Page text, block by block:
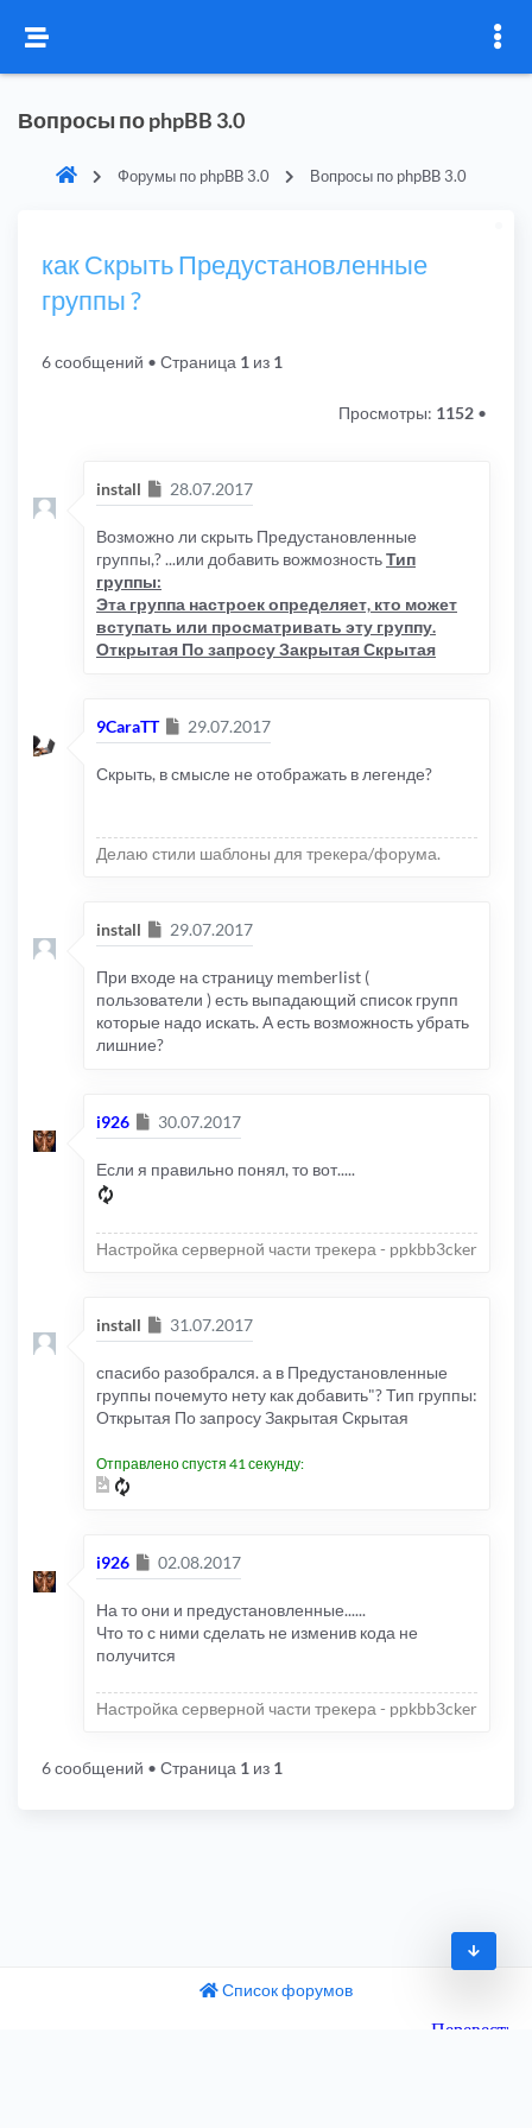
Вопросы по phpBB 3.0
Форумы по phpBB 3.0 Вопросы по phpBB 3.0
как Скрыть Предустановленные
группы ?
6 сообщений • Страница 1 из 1
Просмотры: 1152 •
install Сообщение
28.07.2017
Возможно ли скрыть Предустановленные
группы,? ...или добавить вожмозностьТип
группы:
Эта группа настроек определяет, кто может
вступать или просматривать эту группу.
Открытая По запросу Закрытая Скрытая
9CaraTT Сообщение
29.07.2017
Скрыть, в смысле не отображать в легенде?
Делаю стили шаблоны для трекера/форума.
install Сообщение
29.07.2017
При входе на страницу memberlist (
пользователи ) есть выпадающий список групп
которые надо искать. А есть возможность убрать
лишние?
i926 Сообщение
30.07.2017
Если я правильно понял, то вот.....
Настройка серверной части трекера - ppkbb3cker
install Сообщение
31.07.2017
спасибо разобрался. а в Предустановленные
группы почемуто нету как добавить"? Тип группы:
Открытая По запросу Закрытая Скрытая
Отправлено спустя 41 секунду:
i926 Сообщение
02.08.2017
На то они и предустановленные......
Что то с ними сделать не изменив кода не
получится
Настройка серверной части трекера - ppkbb3cker
6 сообщений • Страница 1 из 1
Список форумов